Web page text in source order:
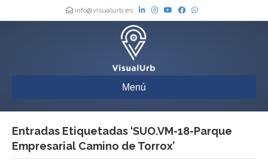
info@visualurb.es
Menú
Entradas Etiquetadas ‘SUO.VM-18-Parque
Empresarial Camino de Torrox’